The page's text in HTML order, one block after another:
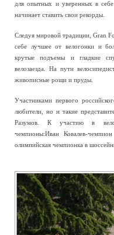
для опытных и уверенных в
начинает ставить свои рекорды.
Следуя мировой традиции, Gran
себе лучшее от велогонки и
крутые подъемы и гладкие
велозаезда. На пути
живописные рощи и пруды.
Участниками первого
любители, но и такие
Разумов. К участию в
чемпионы:Иван Ковалев-
олимпийская чемпионка в